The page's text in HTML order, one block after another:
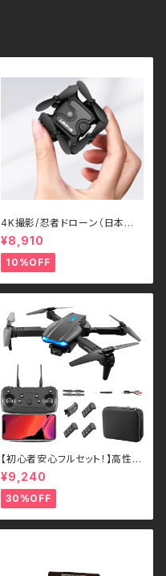
4K撮影/忍者ドローン（日本語
解説書付き）
¥8,910
10%OFF
【初心者安心フルセット！】高性能
ドローン – 1800mAh長持ち仕
様
¥9,240
30%OFF